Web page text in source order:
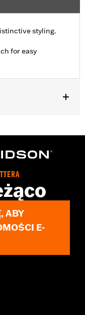
styling.
for easy
towww.h-
ABY
E-